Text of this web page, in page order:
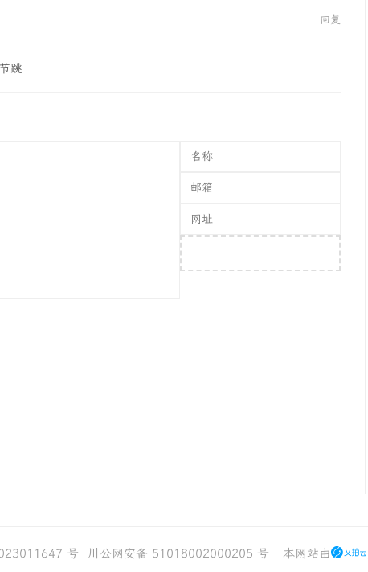
跳
回复
号 川公网安备 51018002000205 号 本网站由